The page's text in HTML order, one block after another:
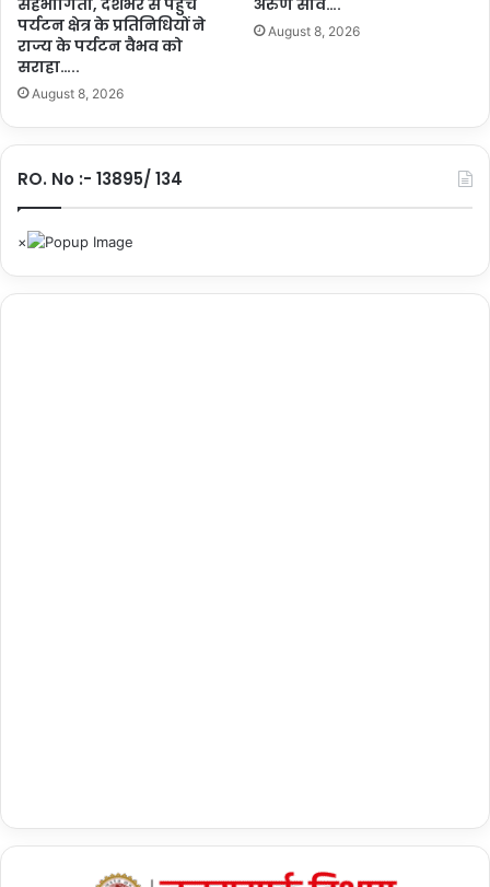
क्षि
त
जी
व
न
र
न
ह
रा
सहभागिता, देशभर से पहुंचे
पर्यटन क्षेत्र के प्रतिनिधियों ने
राज्य के पर्यटन वैभव को
सराहा…..
August 8, 2026
अरुण साव….
August 8, 2026
RO. No :- 13895/ 134